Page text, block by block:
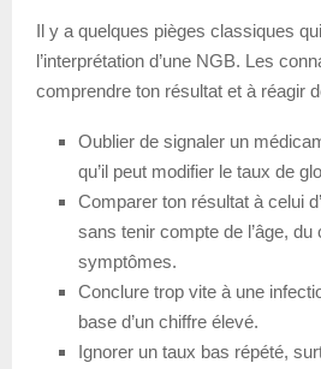
Il y a quelques pièges classiques
l’interprétation d’une NGB. Les
comprendre ton résultat et à réagir
Oublier de signaler un
qu’il peut modifier le taux de
Comparer ton résultat à celui
sans tenir compte de l’âge, du
symptômes.
Conclure trop vite à une
base d’un chiffre élevé.
Ignorer un taux bas répété,